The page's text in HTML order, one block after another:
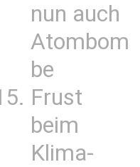
nun auch
Atombom
be
Frust
beim
Klima-